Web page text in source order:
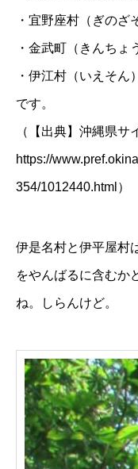
・宜野座村（ぎのざ
・金武町（きんちょ
・伊江村（いえそん）
です。
（【出典】沖縄県
https://
354/1012440.html ）
伊是名村と伊平屋村
をやんばるに含むか
ね。しらんけど。